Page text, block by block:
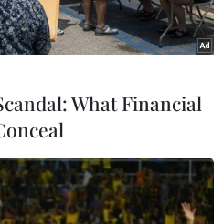
Cục Cạnh tranh và
đã thông báo cụ thể tới
Grab cân nhắc," đại
Bảo vệ người tiêu dùng
What Financial